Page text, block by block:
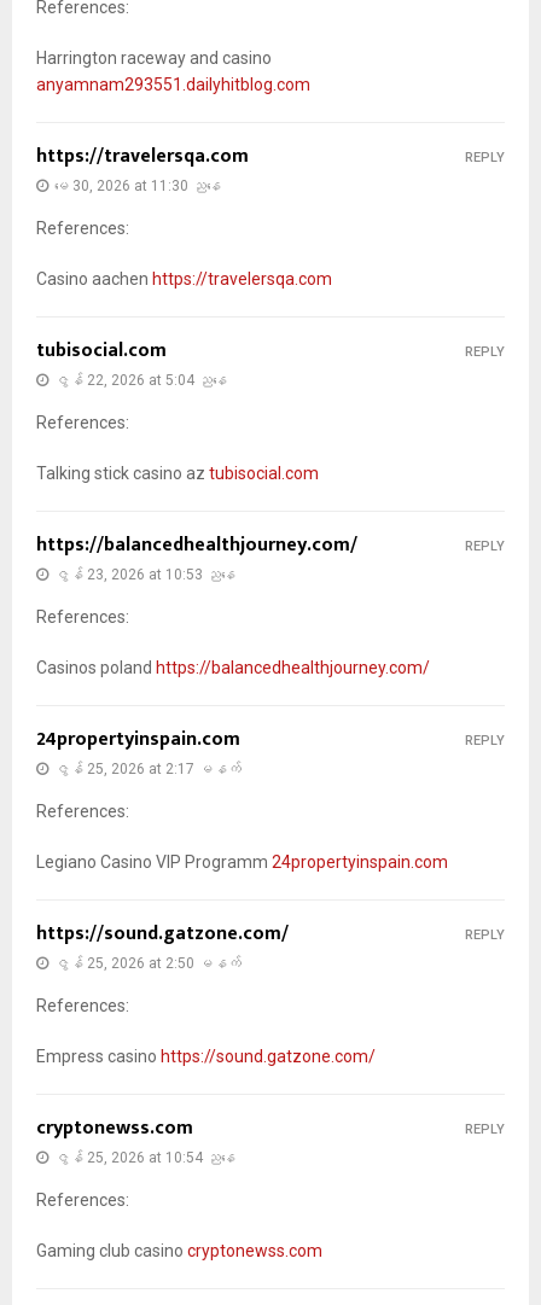
References:
Harrington raceway and casino
anyamnam293551.dailyhitblog.com
https://travelersqa.com
မေ 30, 2026 at 11:30 ညနေ
References:
Casino aachen https://travelersqa.com
REPLY
tubisocial.com
ဇွန် 22, 2026 at 5:04 ညနေ
References:
Talking stick casino az tubisocial.com
REPLY
https://balancedhealthjourney.com/
ဇွန် 23, 2026 at 10:53 ညနေ
References:
Casinos poland https://balancedhealthjourney.com/
REPLY
24propertyinspain.com
ဇွန် 25, 2026 at 2:17 မနက်
References:
Legiano Casino VIP Programm 24propertyinspain.com
REPLY
https://sound.gatzone.com/
ဇွန် 25, 2026 at 2:50 မနက်
References:
Empress casino https://sound.gatzone.com/
REPLY
cryptonewss.com
ဇွန် 25, 2026 at 10:54 ညနေ
References:
Gaming club casino cryptonewss.com
REPLY